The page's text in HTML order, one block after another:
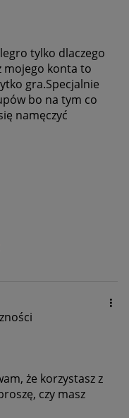
tylko dlaczego
mojego konta to
gra.Specjalnie
bo na tym co
namęczyć
że korzystasz z
czy masz